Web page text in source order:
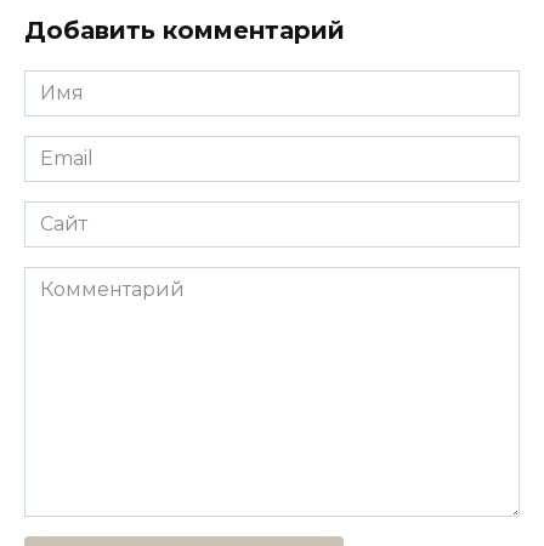
Добавить комментарий
Имя
*
Email
*
Сайт
Комментарий